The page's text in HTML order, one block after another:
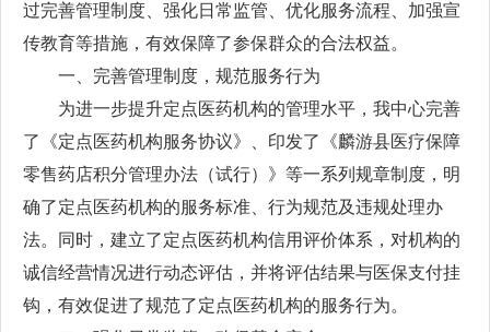
过完善管理制度、强化日常监管、优化服务流程、加强宣
传教育等措施，有效保障了参保群众的合法权益。
一、完善管理制度，规范服务行为
为进一步提升定点医药机构的管理水平，我中心完善
了《定点医药机构服务协议》、印发了《麟游县医疗保障
零售药店积分管理办法（试行）》等一系列规章制度，明
确了定点医药机构的服务标准、行为规范及违规处理办
法。同时，建立了定点医药机构信用评价体系，对机构的
诚信经营情况进行动态评估，并将评估结果与医保支付挂
钩，有效促进了规范了定点医药机构的服务行为。